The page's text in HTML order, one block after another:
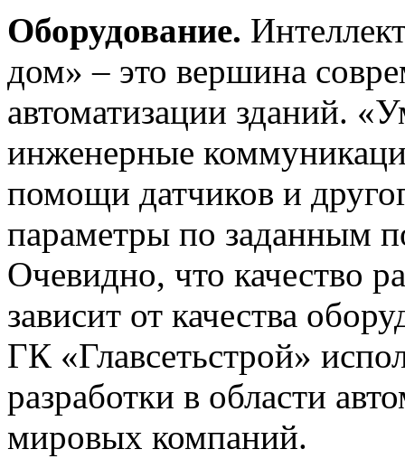
Оборудование.
дом» – это вершина
автоматизации зданий.
инженерные
помощи датчиков и
параметры по заданным
Очевидно, что качество
зависит от качества
ГК «Главсетьстрой»
разработки в области
мировых компаний.